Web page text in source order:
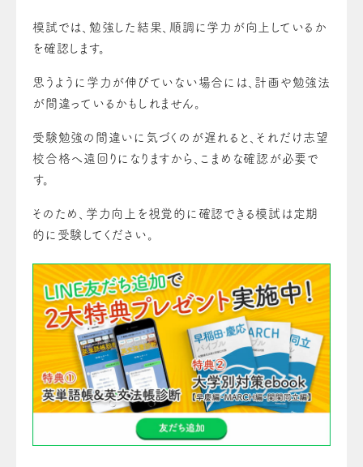
模試では、勉強した結果、順調に学力が向上しているか
を確認します。
思うように学力が伸びていない場合には、計画や勉強法
が間違っているかもしれません。
受験勉強の間違いに気づくのが遅れると、それだけ志望
校合格へ遠回りになりますから、こまめな確認が必要で
す。
そのため、学力向上を視覚的に確認できる模試は定期
的に受験してください。